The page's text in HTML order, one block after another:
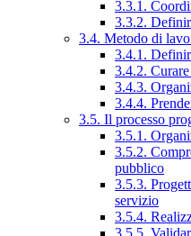
3.3.1.
3.3.2.
3.4. Metodo di
3.4.1.
3.4.2.
3.4.3.
3.4.4.
3.5. Il processo
3.5.1.
3.5.2.
pubblico
3.5.3.
servizio
3.5.4.
3.5.5.